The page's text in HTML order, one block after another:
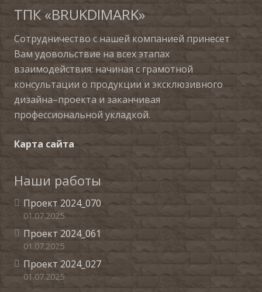
ТПК «BRUKDIMARK»
Сотрудничество с нашей компанией принесет
Вам удовольствие на всех этапах
взаимодействия: начиная с грамотной
консультации о продукции и эксклюзивного
дизайна–проекта и заканчивая
профессиональной укладкой.
Карта сайта
Наши работы
Проект 2024_070
01.07.2025
Проект 2024_061
01.07.2025
Проект 2024_027
01.07.2025